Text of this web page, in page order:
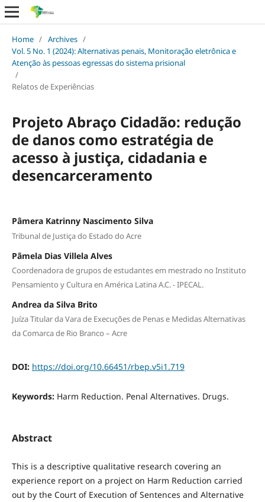
Home / Archives /
Vol. 5 No. 1 (2024): Alternativas penais, Monitoração eletrônica e
Atenção às pessoas egressas do sistema prisional
/
Relatos de Experiências
Projeto Abraço Cidadão: redução
de danos como estratégia de
acesso à justiça, cidadania e
desencarceramento
Pâmera Katrinny Nascimento Silva
Tribunal de Justiça do Estado do Acre
Pâmela Dias Villela Alves
Coordenadora de grupos de estudantes em mestrado no Instituto
Pensamiento y Cultura en América Latina A.C. - IPECAL.
Andrea da Silva Brito
Juíza Titular da Vara de Execuções de Penas e Medidas Alternativas
da Comarca de Rio Branco – Acre
DOI: https://doi.org/10.66451/rbep.v5i1.719
Keywords: Harm Reduction. Penal Alternatives. Drugs.
Abstract
This is a descriptive qualitative research covering an
experience report on a project on Harm Reduction carried
out by the Court of Execution of Sentences and Alternative